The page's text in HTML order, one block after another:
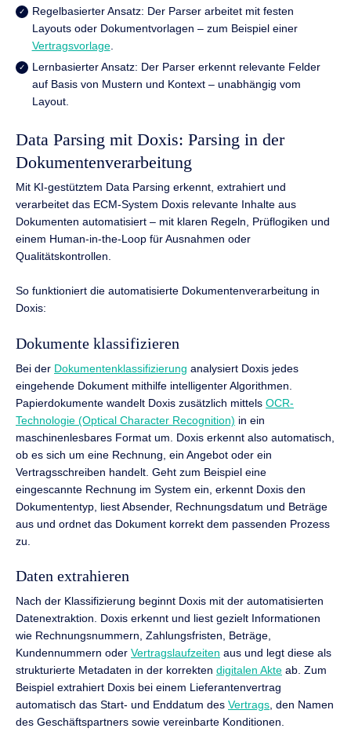
Regelbasierter Ansatz: Der Parser arbeitet mit festen
Layouts oder Dokumentvorlagen – zum Beispiel einer
Vertragsvorlage.
Lernbasierter Ansatz: Der Parser erkennt relevante Felder
auf Basis von Mustern und Kontext – unabhängig vom
Layout.
Data Parsing mit Doxis: Parsing in der
Dokumentenverarbeitung
Mit KI-gestütztem Data Parsing erkennt, extrahiert und
verarbeitet das ECM-System Doxis relevante Inhalte aus
Dokumenten automatisiert – mit klaren Regeln, Prüflogiken und
einem Human-in-the-Loop für Ausnahmen oder
Qualitätskontrollen.
So funktioniert die automatisierte Dokumentenverarbeitung in
Doxis:
Dokumente klassifizieren
Bei der Dokumentenklassifizierung analysiert Doxis jedes
eingehende Dokument mithilfe intelligenter Algorithmen.
Papierdokumente wandelt Doxis zusätzlich mittels OCR-
Technologie (Optical Character Recognition) in ein
maschinenlesbares Format um. Doxis erkennt also automatisch,
ob es sich um eine Rechnung, ein Angebot oder ein
Vertragsschreiben handelt. Geht zum Beispiel eine
eingescannte Rechnung im System ein, erkennt Doxis den
Dokumententyp, liest Absender, Rechnungsdatum und Beträge
aus und ordnet das Dokument korrekt dem passenden Prozess
zu.
Daten extrahieren
Nach der Klassifizierung beginnt Doxis mit der automatisierten
Datenextraktion. Doxis erkennt und liest gezielt Informationen
wie Rechnungsnummern, Zahlungsfristen, Beträge,
Kundennummern oder Vertragslaufzeiten aus und legt diese als
strukturierte Metadaten in der korrekten digitalen Akte ab. Zum
Beispiel extrahiert Doxis bei einem Lieferantenvertrag
automatisch das Start- und Enddatum des Vertrags, den Namen
des Geschäftspartners sowie vereinbarte Konditionen.